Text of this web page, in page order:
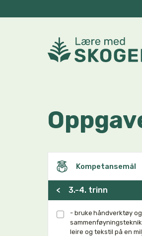
Kompetansemål
< 3.-4. trinn
- bruke håndverktøy og
leire og tekstil på en